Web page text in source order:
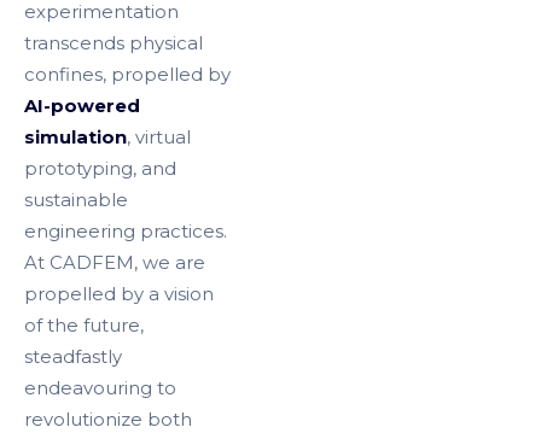
experimentation
transcends physical
confines, propelled by
AI-powered
simulation, virtual
prototyping, and
sustainable
engineering practices.
At CADFEM, we are
propelled by a vision
of the future,
steadfastly
endeavouring to
revolutionize both